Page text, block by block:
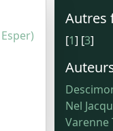
Esper)
Autres
[1] [3]
Nel
Varenne